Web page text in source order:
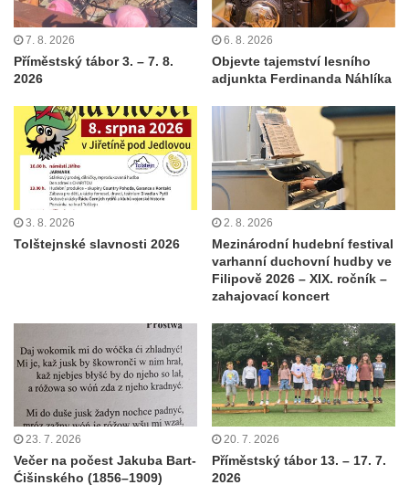
7. 8. 2026
Příměstský tábor 3. – 7. 8.
2026
6. 8. 2026
Objevte tajemství lesního
adjunkta Ferdinanda Náhlíka
3. 8. 2026
Tolštejnské slavnosti 2026
2. 8. 2026
Mezinárodní hudební festival
varhanní duchovní hudby ve
Filipově 2026 – XIX. ročník –
zahajovací koncert
23. 7. 2026
Večer na počest Jakuba Bart-
Ćišinského (1856–1909)
20. 7. 2026
Příměstský tábor 13. – 17. 7.
2026